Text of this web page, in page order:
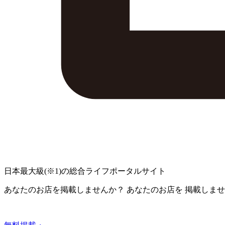
日本最大級(※1)の総合ライフポータルサイト
あなたのお店を掲載しませんか？ あなたのお店を 掲載しま